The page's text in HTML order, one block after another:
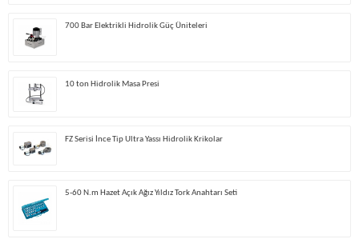
700 Bar Elektrikli Hidrolik Güç Üniteleri
10 ton Hidrolik Masa Presi
FZ Serisi İnce Tip Ultra Yassı Hidrolik Krikolar
5-60 N.m Hazet Açık Ağız Yıldız Tork Anahtarı Seti